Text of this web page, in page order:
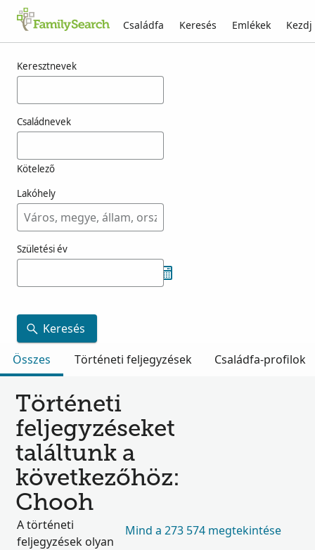
Családfa Keresés Emlékek
Keresztnevek
Családnevek
Kötelező
Lakóhely
Születési év
Keresés
Összes
Történeti feljegyzések Családfa-profilok
Történeti
feljegyzéseket
találtunk a
következőhöz:
Chooh
A történeti
feljegyzések olyan
Mind a 273 574 megtekintése